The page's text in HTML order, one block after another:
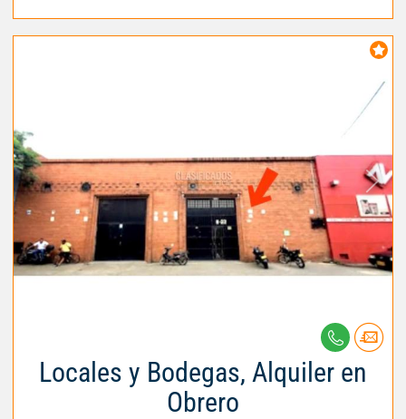
Locales y Bodegas, Alquiler en
Obrero